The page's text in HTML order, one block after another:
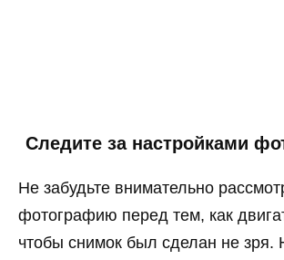
Следите за настройками
Не забудьте внимательно
фотографию перед тем, как
чтобы снимок был сделан не зря.